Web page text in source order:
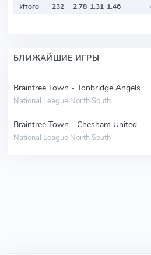
Итого
232 2.78 1.31 1.46
БЛИЖАЙШИЕ ИГРЫ
Braintree Town - Tonbridge Angels
National League North South
Braintree Town - Chesham United
National League North South